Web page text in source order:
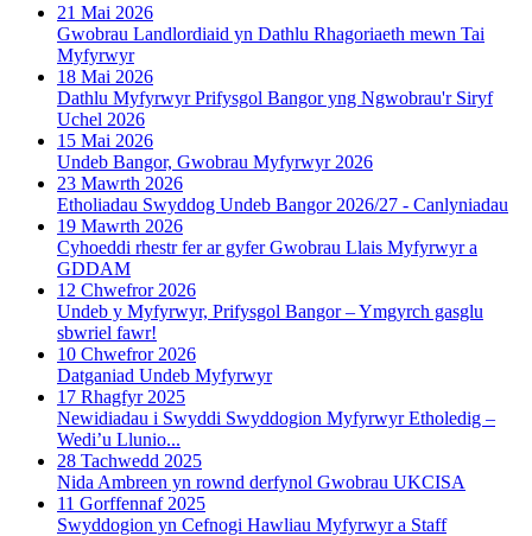
21 Mai 2026
Gwobrau Landlordiaid yn Dathlu Rhagoriaeth mewn Tai
Myfyrwyr
18 Mai 2026
Dathlu Myfyrwyr Prifysgol Bangor yng Ngwobrau'r Siryf
Uchel 2026
15 Mai 2026
Undeb Bangor, Gwobrau Myfyrwyr 2026
23 Mawrth 2026
Etholiadau Swyddog Undeb Bangor 2026/27 - Canlyniadau
19 Mawrth 2026
Cyhoeddi rhestr fer ar gyfer Gwobrau Llais Myfyrwyr a
GDDAM
12 Chwefror 2026
Undeb y Myfyrwyr, Prifysgol Bangor – Ymgyrch gasglu
sbwriel fawr!
10 Chwefror 2026
Datganiad Undeb Myfyrwyr
17 Rhagfyr 2025
Newidiadau i Swyddi Swyddogion Myfyrwyr Etholedig –
Wedi’u Llunio...
28 Tachwedd 2025
Nida Ambreen yn rownd derfynol Gwobrau UKCISA
11 Gorffennaf 2025
Swyddogion yn Cefnogi Hawliau Myfyrwyr a Staff